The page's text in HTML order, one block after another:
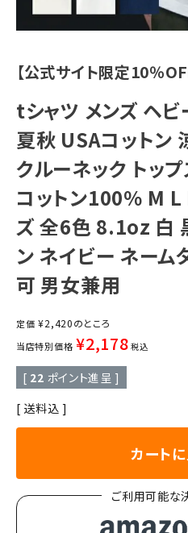
【公式サイト限定10％
tシャツ メンズ ヘ
夏秋 USAコットン
クルーネック トッ
コットン100％ M
ズ 全6色 8.1oz 白
ン ネイビー ネーム
可 男女兼用
定価 ¥2,420のところ
当店特別価格 ¥2,178 税込
[ 22 ポイント進呈 ]
送料込
カート
ご利用可能な